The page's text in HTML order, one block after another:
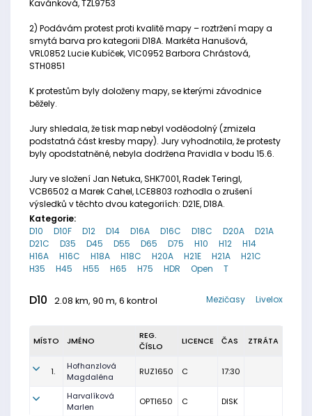
Kavánková, TZL9753
2) Podávám protest proti kvalitě mapy – roztržení mapy a
smytá barva pro kategorii D18A. Markéta Hanušová,
VRL0852 Lucie Kubíček, VIC0952 Barbora Chrástová,
STH0851
K protestům byly doloženy mapy, se kterými závodnice
běžely.
Jury shledala, že tisk map nebyl voděodolný (zmizela
podstatná část kresby mapy). Jury vyhodnotila, že protesty
byly opodstatněné, nebyla dodržena Pravidla v bodu 15.6.
Jury ve složení Jan Netuka, SHK7001, Radek Teringl,
VCB6502 a Marek Cahel, LCE8803 rozhodla o zrušení
výsledků v těchto dvou kategoriích: D21E, D18A.
Kategorie:
D10
D10F D12 D14 D16A D16C D18C D20A
D21A
D21C
D35 D45 D55 D65 D75 H10 H12
H14
H16A
H16C H18A H18C H20A H21E H21A
H21C
H35
H45 H55 H65 H75 HDR Open T
D10 2.08 km, 90 m, 6 kontrol Livelox
Mezičasy
MÍSTO JMÉNO
REG.
ČÍSLO
LICENCE ČAS ZTRÁTA
1.
Hofhanzlová
Magdaléna
RUZ1650 C 17:30
Harvalíková
Marlen
OPT1650 C DISK